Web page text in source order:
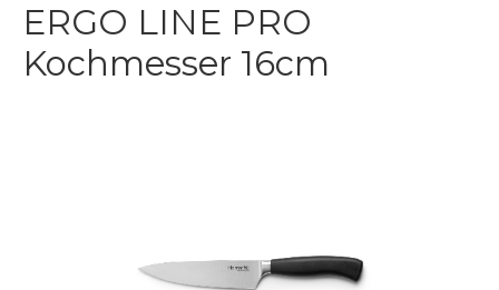
ERGO LINE PRO
Kochmesser 16cm